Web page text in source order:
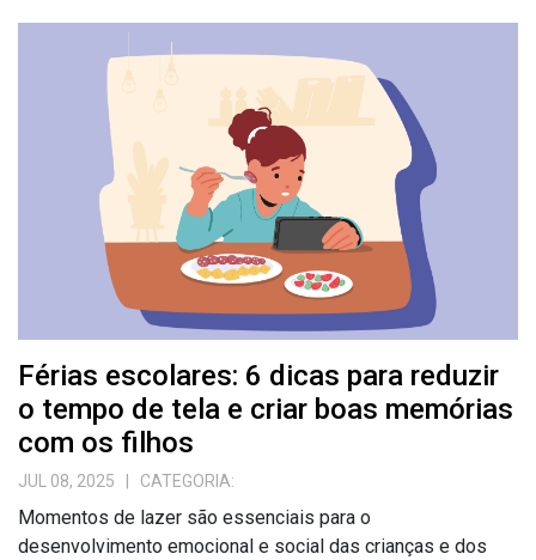
Férias escolares: 6 dicas para reduzir
o tempo de tela e criar boas memórias
com os filhos
JUL 08, 2025 | CATEGORIA:
Momentos de lazer são essenciais para o
desenvolvimento emocional e social das crianças e dos